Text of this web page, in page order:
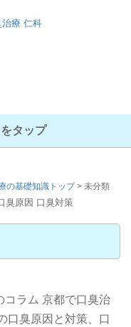
タップ
の基礎知識トップ> 未分類
コラム 京都で口臭治
口臭原因と対策、口